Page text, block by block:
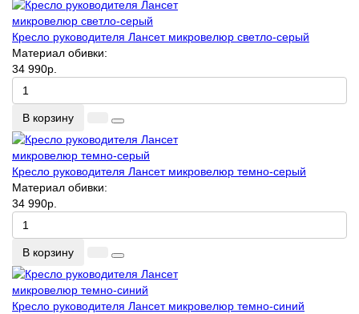
Кресло руководителя Лансет микровелюр светло-серый
Материал обивки:
34 990р.
В корзину
Кресло руководителя Лансет микровелюр темно-серый
Материал обивки:
34 990р.
В корзину
Кресло руководителя Лансет микровелюр темно-синий